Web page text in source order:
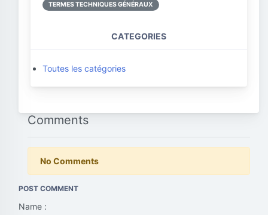
TERMES TECHNIQUES GÉNÉRAUX
CATEGORIES
Toutes les catégories
Comments
No Comments
POST COMMENT
Name :